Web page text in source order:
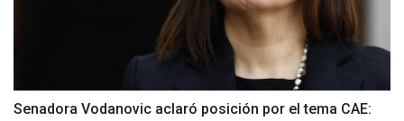
Senadora Vodanovic aclaró posición por el tema CAE: